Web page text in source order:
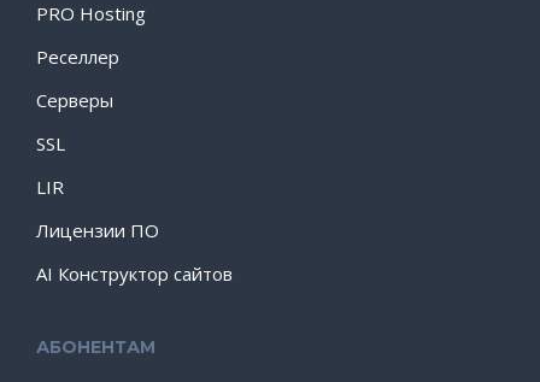
PRO Hosting
Реселлер
Серверы
SSL
LIR
Лицензии ПО
AI Конструктор сайтов
АБОНЕНТАМ